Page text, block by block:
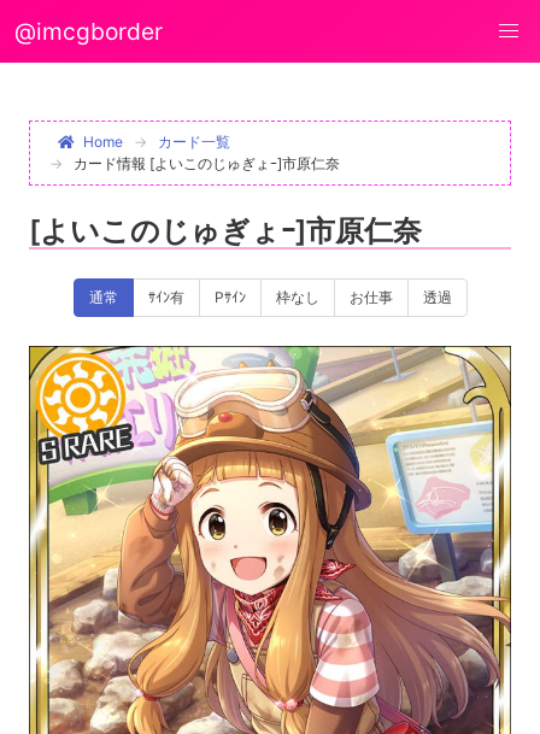
@imcgborder
Home
カード一覧
カード情報 [よいこのじゅぎょｰ]市原仁奈
[よいこのじゅぎょｰ]市原仁奈
通常 ｻｲﾝ有 Pｻｲﾝ 枠なし お仕事 透過